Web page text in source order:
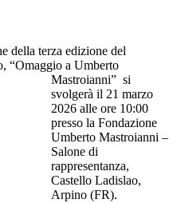
terza edizione del
“Omaggio a Umberto
Mastroianni” si
svolgerà il 21 marzo
2026 alle ore 10:00
presso la Fondazione
Umberto Mastroianni –
Salone di
rappresentanza,
Castello Ladislao,
Arpino (FR).